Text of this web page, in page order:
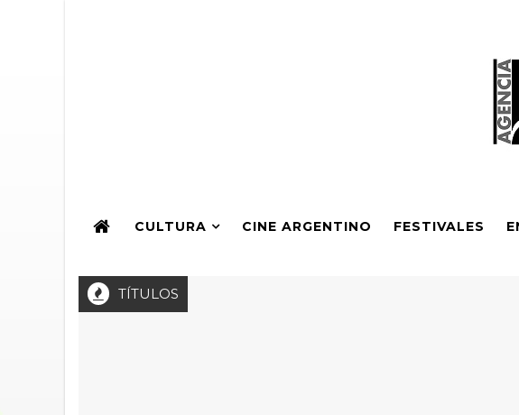
CULTURA CINE ARGENTINO FESTIVALES
TÍTULOS